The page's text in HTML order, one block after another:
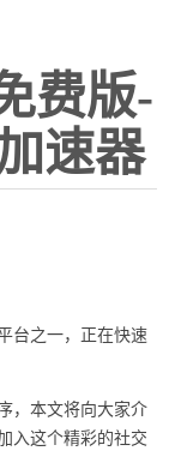
费版-
速器
之一，正在快速
本文将向大家介
入这个精彩的社交